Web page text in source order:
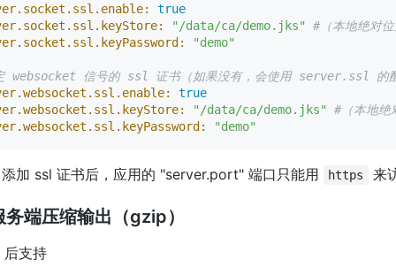
true
"/data/ca/demo.jks"
#（本地绝对
"demo"
websocket 信号的 ssl 证书（如果没有，会使用 server.ssl
true
"/data/ca/demo.jks"
#（本地
"demo"
加 ssl 证书后，应用的 "server.port" 端口只能用 https 来
端压缩输出（gzip）
支持